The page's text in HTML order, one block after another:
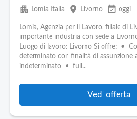
apartment Lomia Italia place Livorno event_available oggi
Lomia, Agenzia per il Lavoro, filiale di
importante industria con sede a
Luogo di lavoro: Livorno Si offre: •
determinato con finalità di assunzione
indeterminato • full...
Vedi offerta